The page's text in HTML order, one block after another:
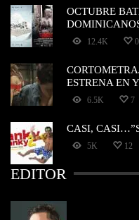
OCTUBRE
12.4K 0
ESTRENA EN
6.5K 7
CASI,
5K 12
EDITOR